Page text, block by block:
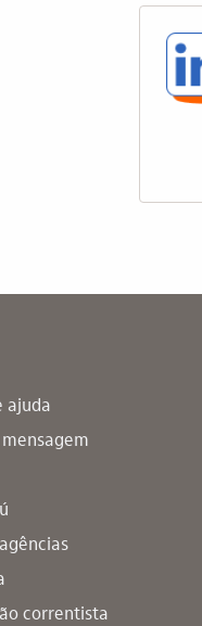
ajuda
correntista